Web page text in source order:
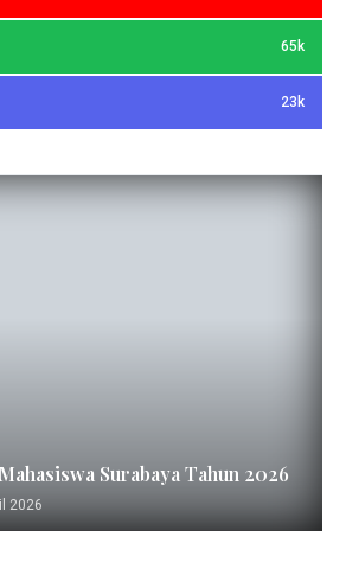
65k
23k
Surabaya Tahun 2026
2026